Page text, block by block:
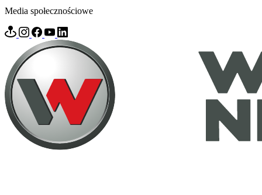
Media społecznościowe